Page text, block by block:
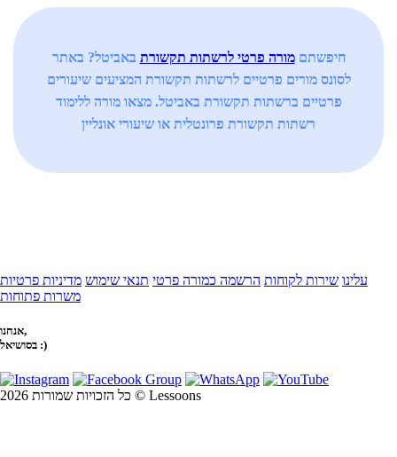
חיפשתםמורה פרטי לרשתות תקשורת באביטל? באתר
לסונס מורים פרטיים לרשתות תקשורת המציעים שיעורים
פרטיים ברשתות תקשורת באביטל. מצאו מורה ללימוד
רשתות תקשורת פרונטלית או שיעורי אונליין
עלינו שירות לקוחות הרשמה כמורה פרטי תנאי שימוש מדיניות פרטיות
משרות פתוחות
אנחנו,
בסושיאל :)
כל הזכויות שמורות 2026 © Lessoons